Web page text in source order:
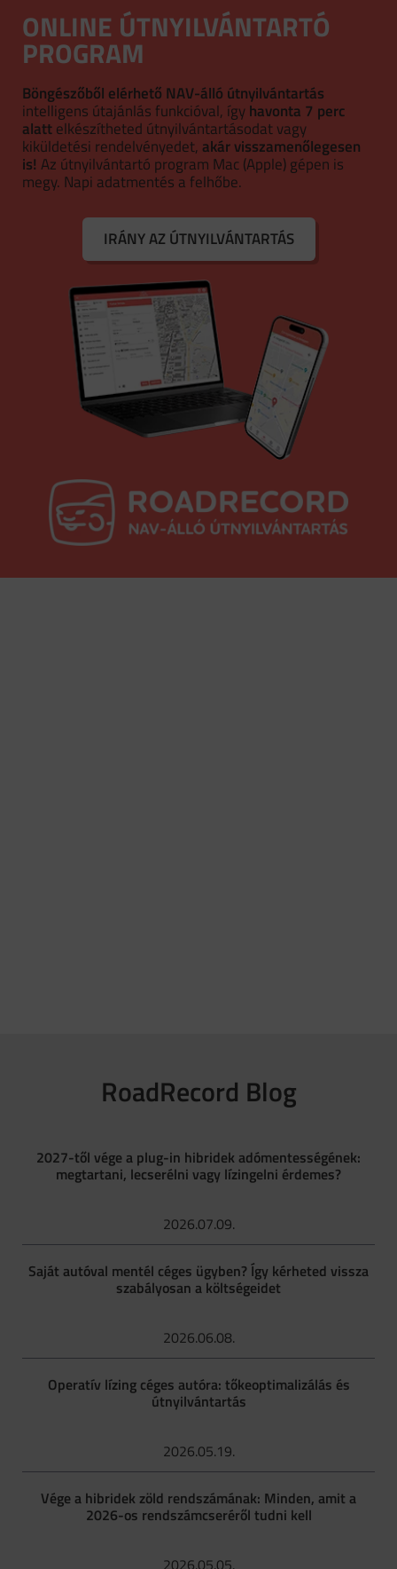
ONLINE ÚTNYILVÁNTARTÓ
PROGRAM
Böngészőből elérhető NAV-álló útnyilvántartás
intelligens útajánlás funkcióval, ígyhavonta 7 perc
alattelkészítheted útnyilvántartásodat vagy
kiküldetési rendelvényedet,akár visszamenőlegesen
is! Az útnyilvántartó program Mac (Apple) gépen is
megy. Napi adatmentés a felhőbe.
IRÁNY AZ ÚTNYILVÁNTARTÁS
RoadRecord Blog
2027-től vége a plug-in hibridek adómentességének:
megtartani, lecserélni vagy lízingelni érdemes?
2026.07.09.
Saját autóval mentél céges ügyben? Így kérheted vissza
szabályosan a költségeidet
2026.06.08.
Operatív lízing céges autóra: tőkeoptimalizálás és
útnyilvántartás
2026.05.19.
Vége a hibridek zöld rendszámának: Minden, amit a
2026-os rendszámcseréről tudni kell
2026.05.05.